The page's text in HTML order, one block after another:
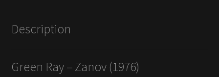
Description
Green Ray – Zanov (1976)